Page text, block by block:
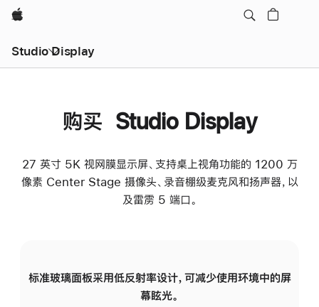
Apple
Studio Display
购买 Studio Display
27 英寸 5K 视网膜显示屏、支持桌上视角功能的 1200 万
像素 Center Stage 摄像头、录音棚级麦克风和扬声器，以
及雷雳 5 端口。
标准玻璃面板采用低反射率设计，可减少使用环境中的屏
幕眩光。